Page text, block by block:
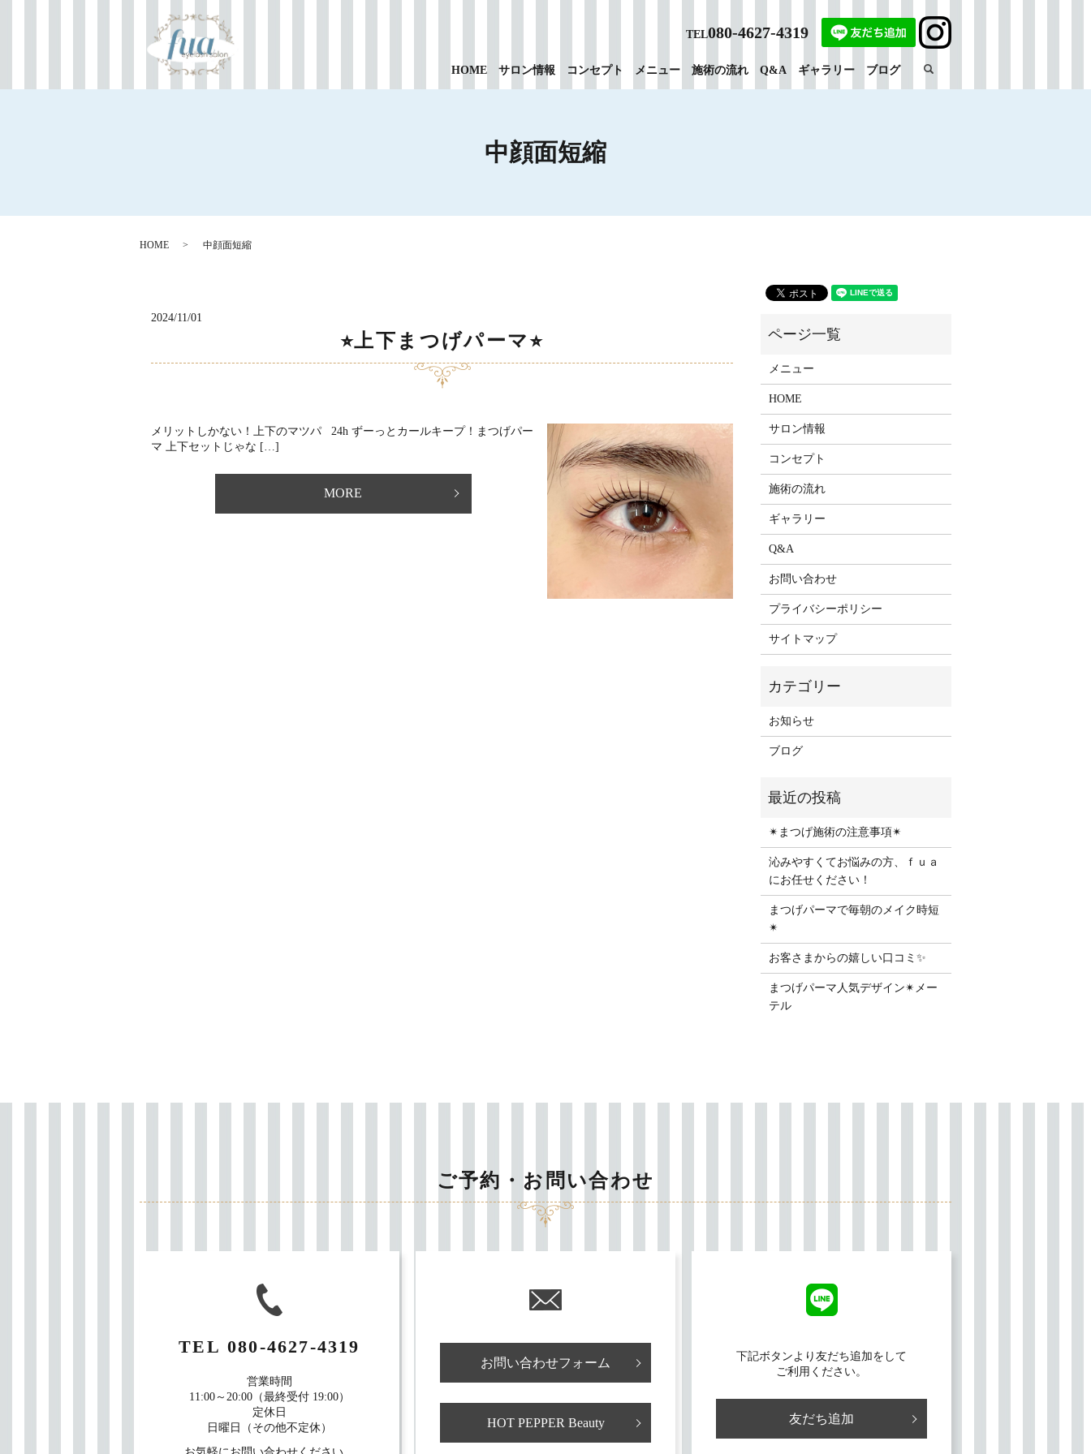
HOME サロン情報 コンセプト メニュー 施術の流れ Q&A ギャラリー ブログ search
TEL080-4627-4319
中顔面短縮
HOME 中顔面短縮
2024/11/01
⭐︎上下まつげパーマ⭐︎
メリットしかない！上下のマツパ 24h ずーっとカールキープ！⁡⁡まつげパー
マ 上下セットじゃな […]
MORE
メニュー
HOME
サロン情報
コンセプト
施術の流れ
ギャラリー
Q&A
お問い合わせ
プライバシーポリシー
サイトマップ
お知らせ
ブログ
✴︎まつげ施術の注意事項✴︎
沁みやすくてお悩みの方、ｆｕａ
にお任せください！
まつげパーマで毎朝のメイク時短
✴︎
お客さまからの嬉しい口コミ✨
まつげパーマ人気デザイン✴︎メー
テル
ご予約・お問い合わせ
TEL080-4627-4319
営業時間
11:00～20:00（最終受付 19:00）
定休日
日曜日（その他不定休）
お問い合わせフォーム
HOT PEPPER Beauty
下記ボタンより友だち追加をして
ご利用ください。
友だち追加